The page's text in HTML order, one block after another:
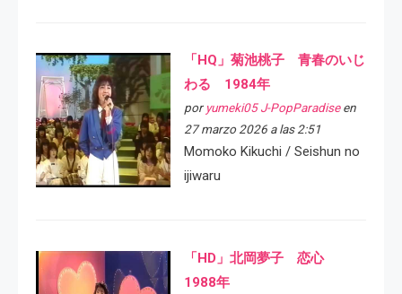
「HQ」菊池桃子 青春のいじ
わる 1984年
por yumeki05 J-PopParadiseen
27 marzo 2026 a las 2:51
Momoko Kikuchi / Seishun no
ijiwaru
「HD」北岡夢子 恋心
1988年